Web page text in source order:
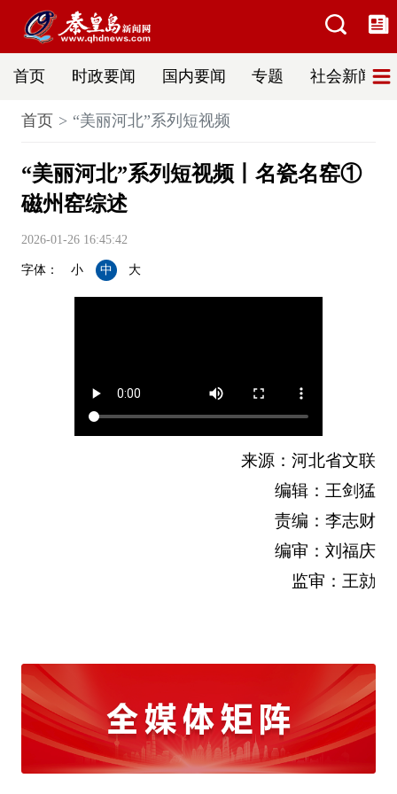
首页 时政要闻 国内要闻 专题 社会新闻
首页 “美丽河北”系列短视频
“美丽河北”系列短视频丨名瓷名窑①
磁州窑综述
2026-01-26 16:45:42
字体： 小 中 大
来源：河北省文联
编辑：王剑猛
责编：李志财
编审：刘福庆
监审：王勍